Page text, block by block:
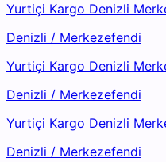
Yurtiçi Kargo Denizli
Denizli / Merkezefendi
Yurtiçi Kargo Denizli
Denizli / Merkezefendi
Yurtiçi Kargo Denizli
Denizli / Merkezefendi